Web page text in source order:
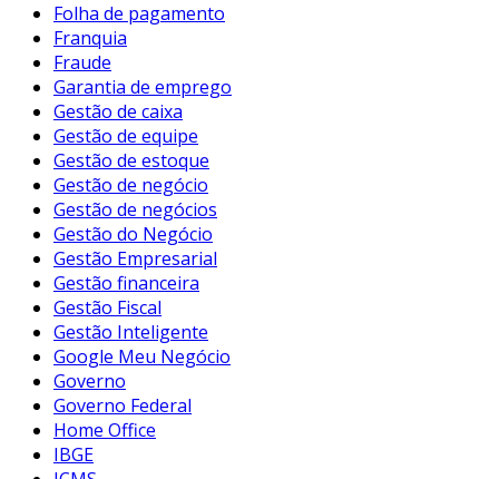
Folha de pagamento
Franquia
Fraude
Garantia de emprego
Gestão de caixa
Gestão de equipe
Gestão de estoque
Gestão de negócio
Gestão de negócios
Gestão do Negócio
Gestão Empresarial
Gestão financeira
Gestão Fiscal
Gestão Inteligente
Google Meu Negócio
Governo
Governo Federal
Home Office
IBGE